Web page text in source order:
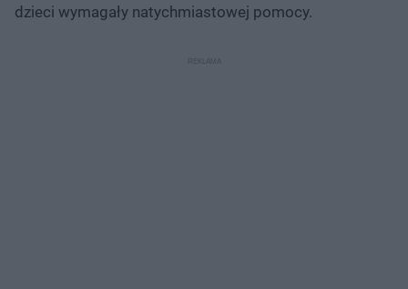
dzieci wymagały natychmiastowej pomocy.